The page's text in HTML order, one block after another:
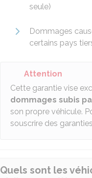
seule)
Dommages
certains pays
Attention
Cette garantie vise
dommages subis
son propre véhicule.
souscrire des
Quels sont les